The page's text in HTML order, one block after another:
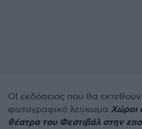
ΟΙ εκδόσειος που θα εκτεθούν
φωτογραφικό λεύκωμα Χώροι
θέατρα του Φεστιβάλ στην